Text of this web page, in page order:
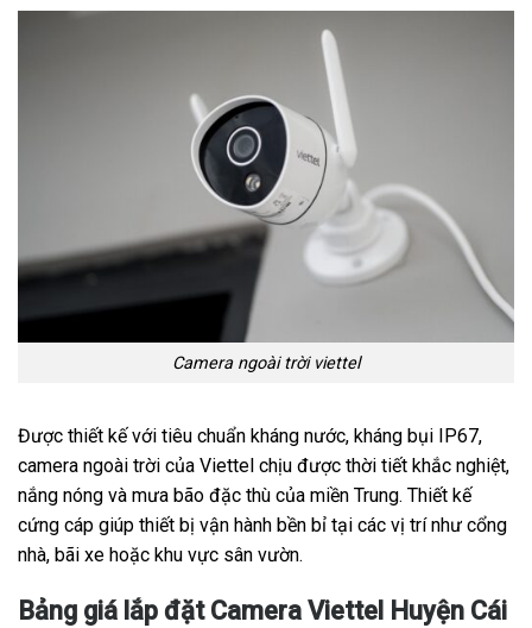
Camera ngoài trời viettel
Được thiết kế với tiêu chuẩn kháng nước, kháng bụi IP67,
camera ngoài trời của Viettel chịu được thời tiết khắc nghiệt,
nắng nóng và mưa bão đặc thù của miền Trung. Thiết kế
cứng cáp giúp thiết bị vận hành bền bỉ tại các vị trí như cổng
nhà, bãi xe hoặc khu vực sân vườn.
Bảng giá lắp đặt Camera Viettel Huyện Cái